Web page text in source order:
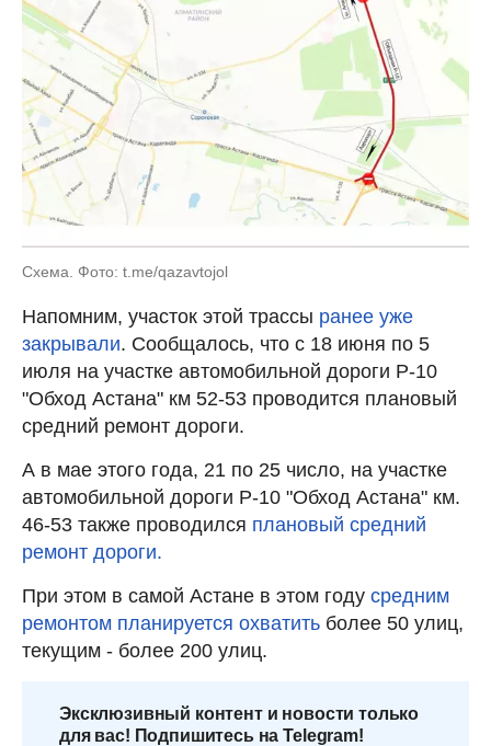
Схема. Фото: t.me/qazavtojol
Напомним, участок этой трассы ранее уже
закрывали. Сообщалось, что с 18 июня по 5
июля на участке автомобильной дороги Р-10
"Обход Астана" км 52-53 проводится плановый
средний ремонт дороги.
А в мае этого года, 21 по 25 число, на участке
автомобильной дороги Р-10 "Обход Астана" км.
46-53 также проводился плановый средний
ремонт дороги.
При этом в самой Астане в этом году средним
ремонтом планируется охватить более 50 улиц,
текущим - более 200 улиц.
Эксклюзивный контент и новости только
для вас! Подпишитесь на Telegram!